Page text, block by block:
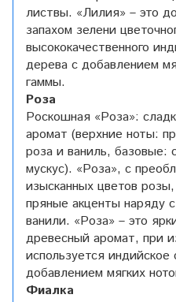
листвы. «Лилия» – это
запахом зелени
высококачественного
дерева с добавлением
гаммы.
Роза
Роскошная «Роза»:
аромат (верхние ноты:
роза и ваниль, базовые:
мускус). «Роза», с
изысканных цветов
пряные акценты наряду
ванили. «Роза» – это
древесный аромат, при
используется
добавлением мягких
Фиалка